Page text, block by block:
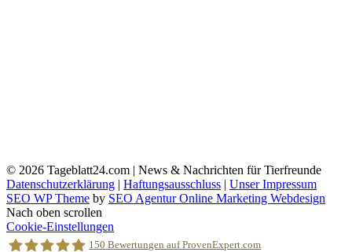
© 2026 Tageblatt24.com | News & Nachrichten für Tierfreunde
Datenschutzerklärung | Haftungsausschluss | Unser Impressum
SEO WP Theme by SEO Agentur Online Marketing Webdesign
Nach oben scrollen
Cookie-Einstellungen
150 Bewertungen auf ProvenExpert.com